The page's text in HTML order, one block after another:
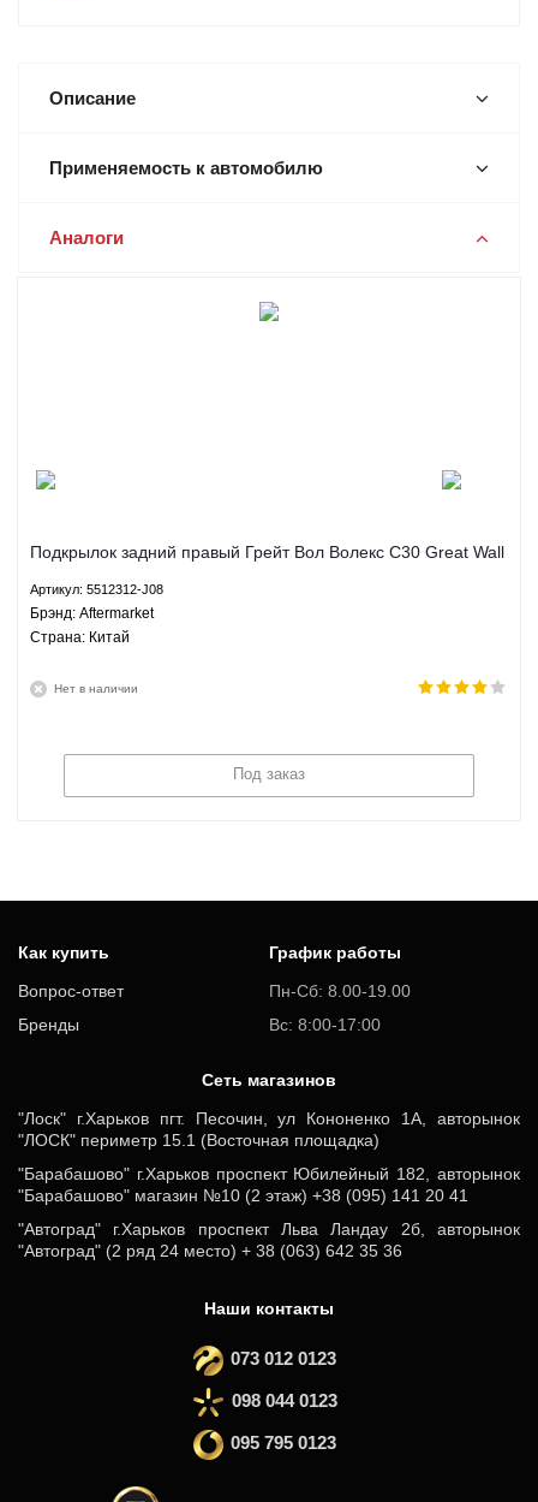
Описание
Применяемость к автомобилю
Аналоги
Подкрылок задний правый Грейт Вол Волекс С30 Great Wall
Артикул: 5512312-J08
Брэнд: Aftermarket
Страна: Китай
Нет в наличии
Под заказ
Как купить
Вопрос-ответ
Бренды
График работы
Пн-Сб: 8.00-19.00
Вс: 8:00-17:00
Cеть магазинов
"Лоск" г.Харьков пгт. Песочин, ул Кононенко 1А, авторынок
"ЛОСК" периметр 15.1 (Восточная площадка)
"Барабашово" г.Харьков проспект Юбилейный 182, авторынок
"Барабашово" магазин №10 (2 этаж) +38 (095) 141 20 41
"Автоград" г.Харьков проспект Льва Ландау 2б, авторынок
"Автоград" (2 ряд 24 место) + 38 (063) 642 35 36
Наши контакты
073 012 0123
098 044 0123
095 795 0123